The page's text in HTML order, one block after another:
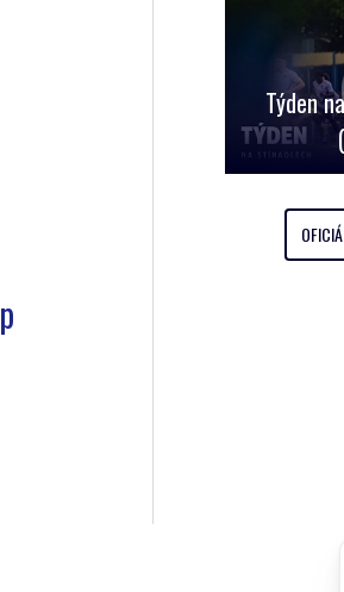
Týden